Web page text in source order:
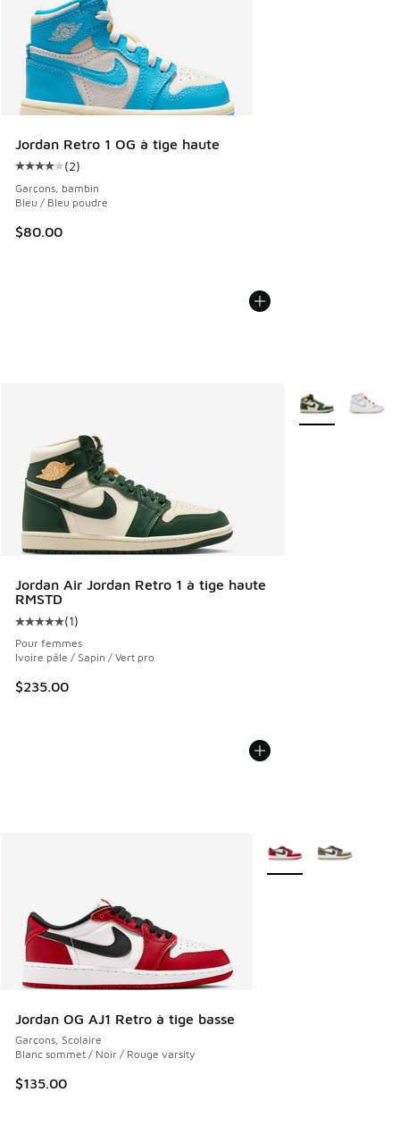
Jordan Retro 1 OG à tige haute
Cote moyenne du client - [4 sur 5 étoiles], 2 commentaires
(2)
Garçons, bambin
Bleu / Bleu poudre
$80.00
Jordan Air Jordan Retro 1 à tige haute
RMSTD
Cote moyenne du client - [5 sur 5 étoiles], 1 commentaires
(1)
Pour femmes
Ivoire pâle / Sapin / Vert pro
$235.00
Plus de couleurs
Jordan OG AJ1 Retro à tige basse
Garçons, Scolaire
Blanc sommet / Noir / Rouge varsity
$135.00
Plus de couleurs